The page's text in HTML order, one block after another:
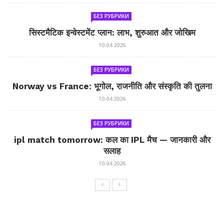
БЕЗ РУБРИКИ
सिस्टमैटिक इन्वेस्टमेंट प्लान: लाभ, शुरुआत और जोखिम
10.04.2026
БЕЗ РУБРИКИ
Norway vs France: भूगोल, राजनीति और संस्कृति की तुलना
10.04.2026
БЕЗ РУБРИКИ
ipl match tomorrow: कल का IPL मैच — जानकारी और
सलाह
10.04.2026